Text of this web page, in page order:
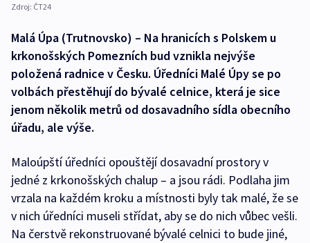
Zdroj: ČT24
Malá Úpa (Trutnovsko) – Na hranicích s Polskem u
krkonošských Pomezních bud vznikla nejvýše
položená radnice v Česku. Úředníci Malé Úpy se po
volbách přestěhují do bývalé celnice, která je sice
jenom několik metrů od dosavadního sídla obecního
úřadu, ale výše.
Maloúpští úředníci opouštějí dosavadní prostory v
jedné z krkonošských chalup – a jsou rádi. Podlaha jim
vrzala na každém kroku a místnosti byly tak malé, že se
v nich úředníci museli střídat, aby se do nich vůbec vešli.
Na čerstvě rekonstruované bývalé celnici to bude jiné,